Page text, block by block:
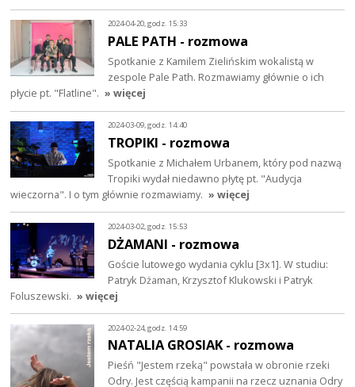
2024-04-20, godz. 15:33
PALE PATH - rozmowa
Spotkanie z Kamilem Zielińskim wokalistą w
zespole Pale Path. Rozmawiamy głównie o ich
płycie pt. "Flatline". » więcej
2024-03-09, godz. 14:40
TROPIKI - rozmowa
Spotkanie z Michałem Urbanem, który pod nazwą
Tropiki wydał niedawno płytę pt. "Audycja
wieczorna". I o tym głównie rozmawiamy. » więcej
2024-03-02, godz. 15:53
DŻAMANI - rozmowa
Goście lutowego wydania cyklu [3x1]. W studiu:
Patryk Dżaman, Krzysztof Klukowski i Patryk
Foluszewski. » więcej
2024-02-24, godz. 14:59
NATALIA GROSIAK - rozmowa
Pieśń "Jestem rzeką" powstała w obronie rzeki
Odry. Jest częścią kampanii na rzecz uznania Odry